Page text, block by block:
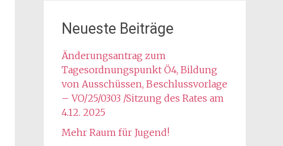
Neueste Beiträge
Änderungsantrag zum
Tagesordnungspunkt Ö4, Bildung
von Ausschüssen, Beschlussvorlage
– VO/25/0303 /Sitzung des Rates am
4.12. 2025
Mehr Raum für Jugend!